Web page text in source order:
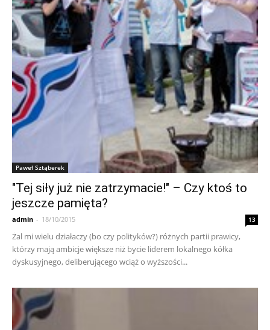
Paweł Sztąberek
"Tej siły już nie zatrzymacie!" – Czy ktoś to
jeszcze pamięta?
admin - 18/10/2015 13
Żal mi wielu działaczy (bo czy polityków?) różnych partii prawicy,
którzy mają ambicje większe niż bycie liderem lokalnego kółka
dyskusyjnego, deliberującego wciąż o wyższości...